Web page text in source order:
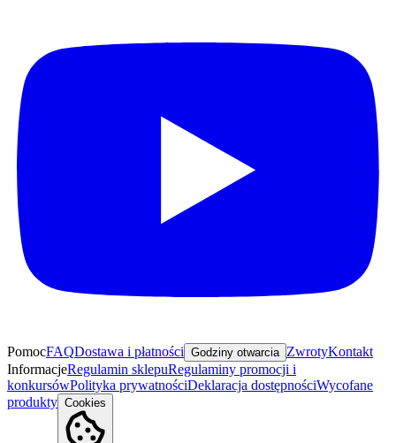
PomocFAQDostawa i płatności Godziny otwarcia ZwrotyKontakt
InformacjeRegulamin sklepuRegulaminy promocji i
konkursówPolityka prywatnościDeklaracja dostępnościWycofane
produkty Cookies